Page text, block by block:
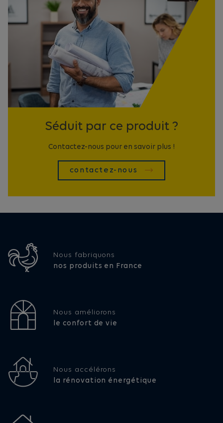
Séduit par ce produit ?
Contactez-nous pour en savoir plus !
contactez-nous
Nous fabriquons
nos produits en France
Nous améliorons
le confort de vie
Nous accélérons
la rénovation énergétique